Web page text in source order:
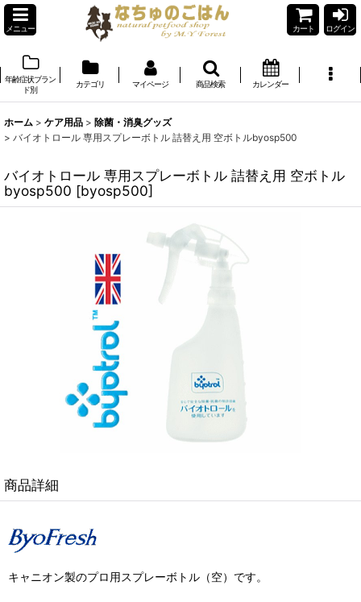
メニュー カート ログイン
年齢症状ブラン
ド別
カテゴリ マイページ 商品検索 カレンダー
ホーム > ケア用品 > 除菌・消臭グッズ
> バイオトロール 専用スプレーボトル 詰替え用 空ボトルbyosp500
バイオトロール 専用スプレーボトル 詰替え用 空ボトル
byosp500 [byosp500]
商品詳細
キャニオン製のプロ用スプレーボトル（空）です。